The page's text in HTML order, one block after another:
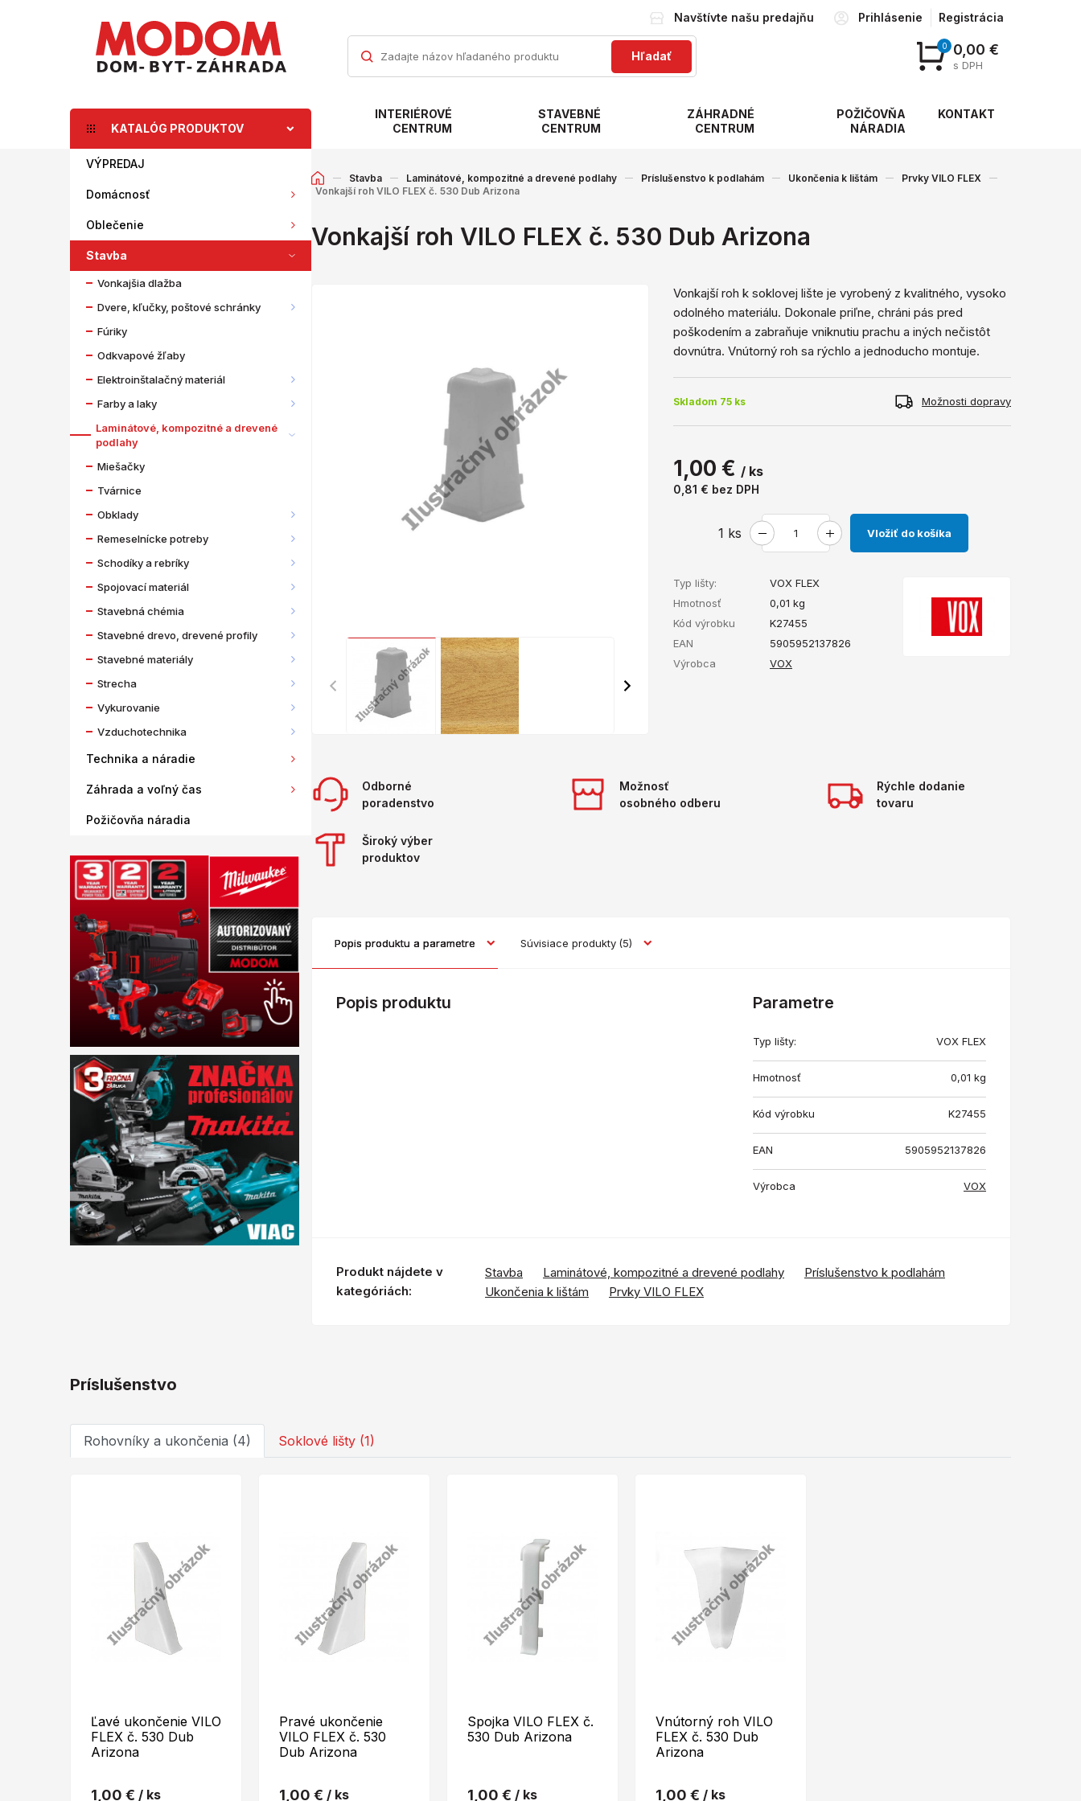
Navštívte našu predajňu Prihlásenie Registrácia
Hľadať
0 0,00 €
s DPH
INTERIÉROVÉ
CENTRUM
STAVEBNÉ
CENTRUM
ZÁHRADNÉ
CENTRUM
POŽIČOVŇA
NÁRADIA
KONTAKT
KATALÓG PRODUKTOV
VÝPREDAJ
Domácnosť
Oblečenie
Stavba
Vonkajšia dlažba
Dvere, kľučky, poštové schránky
Fúriky
Odkvapové žľaby
Elektroinštalačný materiál
Farby a laky
Laminátové, kompozitné a drevené
podlahy
Miešačky
Tvárnice
Obklady
Remeselnícke potreby
Schodíky a rebríky
Spojovací materiál
Stavebná chémia
Stavebné drevo, drevené profily
Stavebné materiály
Strecha
Vykurovanie
Vzduchotechnika
Technika a náradie
Záhrada a voľný čas
Požičovňa náradia
Stavba Laminátové, kompozitné a drevené podlahy Príslušenstvo k podlahám Ukončenia k lištám
Prvky VILO FLEX
Vonkajší roh VILO FLEX č. 530 Dub Arizona
Vonkajší roh VILO FLEX č. 530 Dub Arizona
Vonkajší roh k soklovej lište je vyrobený z kvalitného, ​​vysoko
odolného materiálu. Dokonale priľne, chráni pás pred
poškodením a zabraňuje vniknutiu prachu a iných nečistôt
dovnútra. Vnútorný roh sa rýchlo a jednoducho montuje.
Skladom 75 ks Možnosti dopravy
1,00 € / ks
0,81 € bez DPH
1 ks Vložiť do košíka
Typ lišty:
VOX FLEX
Hmotnosť
0,01 kg
Kód výrobku
K27455
EAN
5905952137826
Výrobca
VOX
Odborné
poradenstvo
Možnosť
osobného odberu
Rýchle dodanie
tovaru
Široký výber
produktov
Popis produktu a parametre Súvisiace produkty (5)
Popis produktu Parametre
Typ lišty: VOX FLEX
Hmotnosť 0,01 kg
Kód výrobku K27455
EAN 5905952137826
Výrobca VOX
Produkt nájdete v
kategóriách:
Stavba Laminátové, kompozitné a drevené podlahy
Príslušenstvo k podlahám
Ukončenia k lištám
Prvky VILO FLEX
Príslušenstvo
Rohovníky a ukončenia (4) Soklové lišty (1)
Ľavé ukončenie VILO
FLEX č. 530 Dub
Arizona
1,00 € / ks
Pravé ukončenie
VILO FLEX č. 530
Dub Arizona
1,00 € / ks
Spojka VILO FLEX č.
530 Dub Arizona
1,00 € / ks
Vnútorný roh VILO
FLEX č. 530 Dub
Arizona
1,00 € / ks